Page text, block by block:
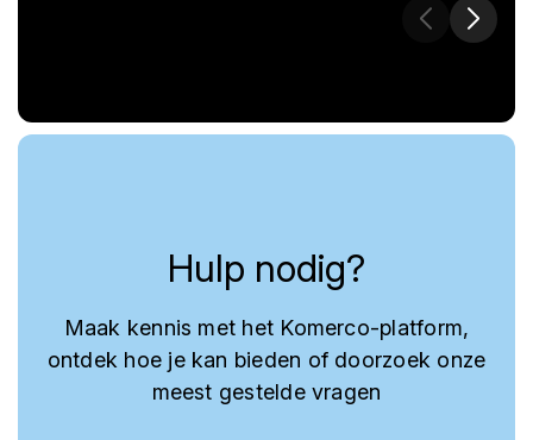
Hulp nodig?
Maak kennis met het Komerco-platform,
ontdek hoe je kan bieden of doorzoek onze
meest gestelde vragen